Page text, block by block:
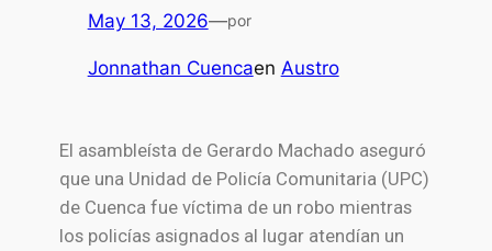
May 13, 2026—por
Jonnathan Cuencaen Austro
El asambleísta de Gerardo Machado aseguró
que una Unidad de Policía Comunitaria (UPC)
de Cuenca fue víctima de un robo mientras
los policías asignados al lugar atendían un